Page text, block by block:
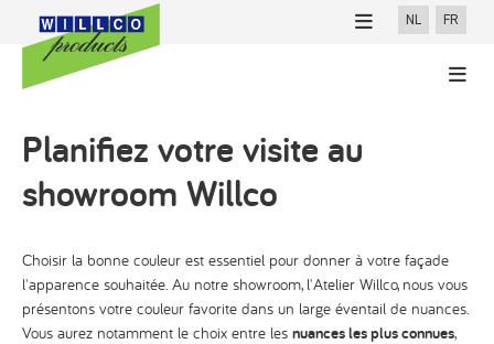
NL FR
Finitions
Planifiez votre visite au
showroom Willco
Choisir la bonne couleur est essentiel pour donner à votre façade
l'apparence souhaitée. Au notre showroom, l'Atelier Willco, nous vous
présentons votre couleur favorite dans un large éventail de nuances.
Vous aurez notamment le choix entre les nuances les plus connues,